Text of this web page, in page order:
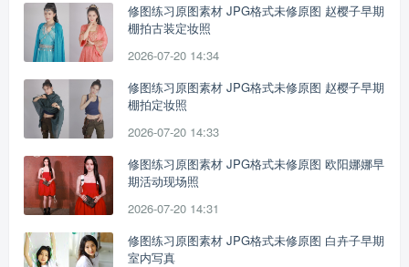
修图练习原图素材 JPG格式未修原图 赵樱子早期
棚拍古装定妆照
2026-07-20 14:34
修图练习原图素材 JPG格式未修原图 赵樱子早期
棚拍定妆照
2026-07-20 14:33
修图练习原图素材 JPG格式未修原图 欧阳娜娜早
期活动现场照
2026-07-20 14:31
修图练习原图素材 JPG格式未修原图 白卉子早期
室内写真